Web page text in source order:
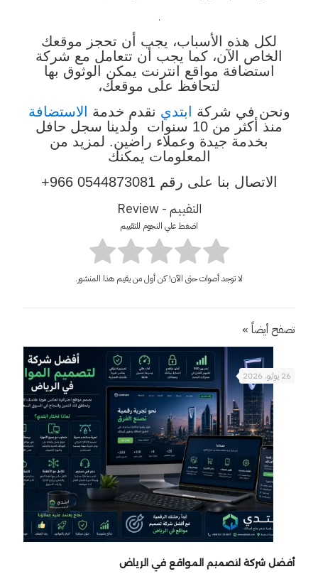
.
لكل هذه الأسباب، يجب أن تحجز موقعك
الخاص الآن، كما يجب أن تتعامل مع شركة
استضافة مواقع انترنت يمكن الوثوق بها
لتحافظ على موقعك،
ونحن في شركة
ابتدي نقدم خدمة
الاستضافة
منذ أكثر من 10 سنوات ولدينا سجل حافل
بخدمة جيدة وعملاء راضين. لمزيد من
المعلومات يمكنك
الاتصال بنا على رقم 0544873081 966+
التقييم - Review
اضغط علي النجوم للتقييم
لا توجد أصوات حتى الآن! كن أول من يقيم هذا المنشور.
تصفح أيضاً »
26 يوليو، 2026
أفضل شركة لتصميم المواقع في الرياض